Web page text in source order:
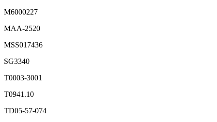
M6000227
MAA-2520
MSS017436
SG3340
T0003-3001
T0941.10
TD05-57-074